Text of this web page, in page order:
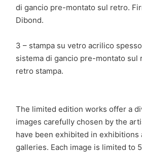
di gancio pre-montato sul retro.
Dibond.
3 – stampa su vetro acrilico
sistema di gancio pre-montato sul
retro stampa.
The limited edition works offer a
images carefully chosen by the
have been exhibited in exhibitions
galleries. Each image is limited to